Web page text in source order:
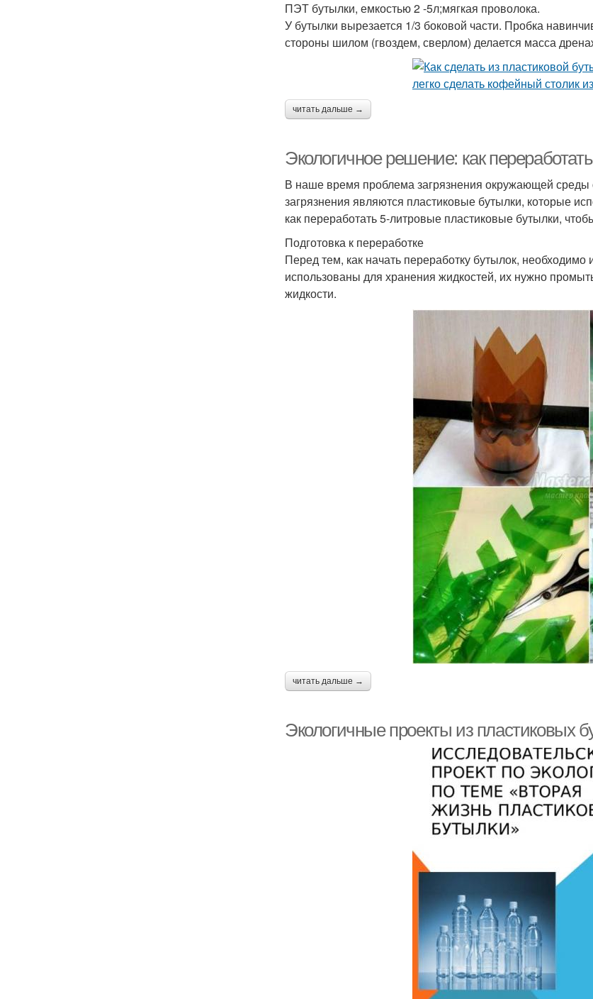
ПЭТ бутылки, емкостью 2 -5л;мягкая проволока.
У бутылки вырезается 1/3 боковой части. Пробка
стороны шилом (гвоздем, сверлом) делается масса
читать дальше →
Экологичное решение: как
В наше время проблема загрязнения окружающей среды
загрязнения являются пластиковые бутылки, которые
как переработать 5-литровые пластиковые бутылки,
Подготовка к переработке
Перед тем, как начать переработку бутылок,
использованы для хранения жидкостей, их нужно
жидкости.
читать дальше →
Экологичные проекты из пластиковых